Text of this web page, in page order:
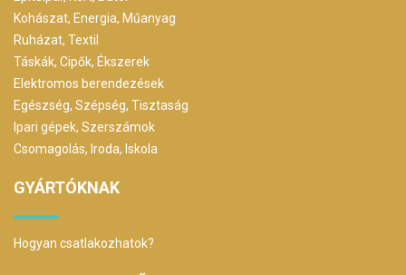
Kohászat, Energia, Műanyag
Ruházat, Textil
Táskák, Cipők, Ékszerek
Elektromos berendezések
Egészség, Szépség, Tisztaság
Ipari gépek, Szerszámok
Csomagolás, Iroda, Iskola
GYÁRTÓKNAK
Hogyan csatlakozhatok?